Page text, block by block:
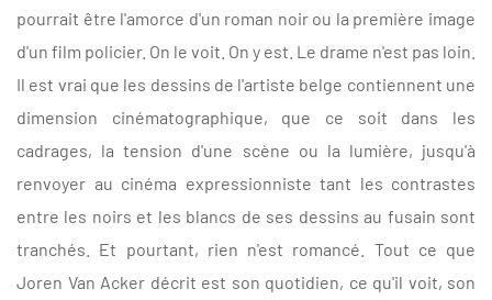
pourrait être l'amorce d'un roman noir ou la première image
d'un film policier. On le voit. On y est. Le drame n'est pas loin.
Il est vrai que les dessins de l'artiste belge contiennent une
dimension cinématographique, que ce soit dans les
cadrages, la tension d'une scène ou la lumière, jusqu'à
renvoyer au cinéma expressionniste tant les contrastes
entre les noirs et les blancs de ses dessins au fusain sont
tranchés. Et pourtant, rien n'est romancé. Tout ce que
Joren Van Acker décrit est son quotidien, ce qu'il voit, son